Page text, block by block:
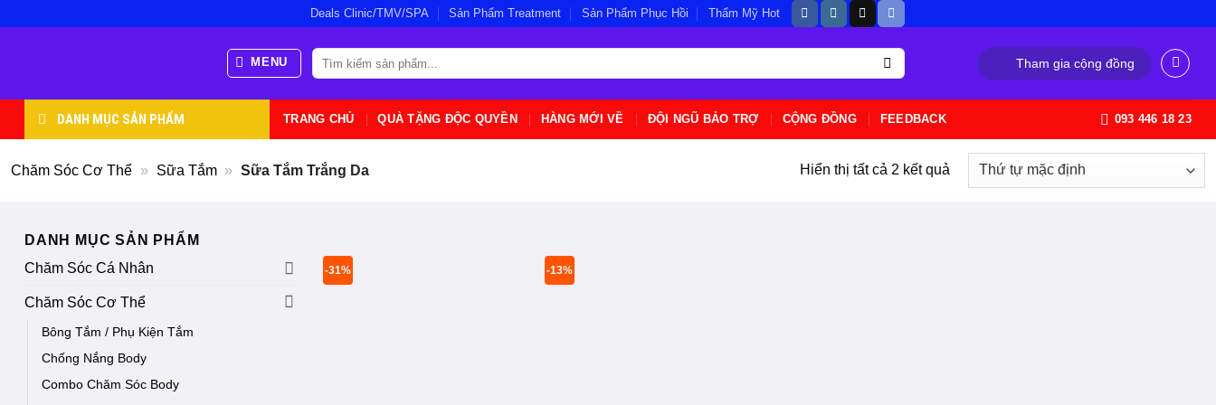
Deals Clinic/TMV/SPA Sản Phẩm Treatment Sản Phẩm Phục Hồi Thẩm Mỹ Hot
MENU
Tìm
kiếm:
Tham gia cộng đồng
DANH MỤC SẢN PHẨM TRANG CHỦ QUÀ TẶNG ĐỘC QUYỀN HÀNG MỚI VỀ ĐỘI NGŨ BẢO TRỢ CỘNG ĐỒNG FEEDBACK 093 446 18 23
Chăm Sóc Cơ Thể » Sữa Tắm » Sữa Tắm Trắng Da Hiển thị tất cả 2 kết quả
DANH MỤC SẢN PHẨM
Chăm Sóc Cá Nhân
Chăm Sóc Cơ Thể
Bông Tắm / Phụ Kiện Tắm
Chống Nắng Body
Combo Chăm Sóc Body
-31% -13%